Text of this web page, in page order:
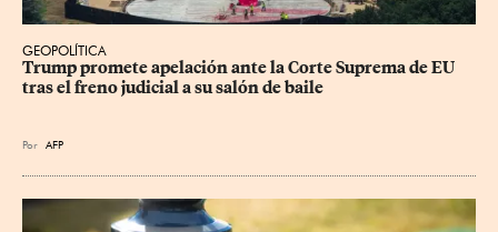
GEOPOLÍTICA
Trump promete apelación ante la Corte Suprema de EU
tras el freno judicial a su salón de baile
Por AFP